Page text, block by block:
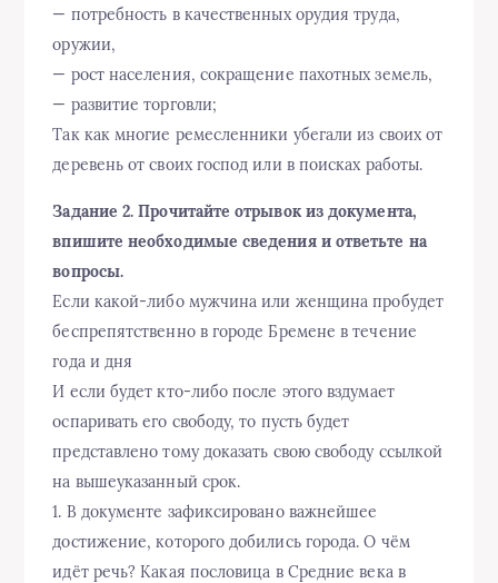
— потребность в качественных орудия труда,
оружии,
— рост населения, сокращение пахотных земель,
— развитие торговли;
Так как многие ремесленники убегали из своих от
деревень от своих господ или в поисках работы.
Задание 2. Прочитайте отрывок из документа,
впишите необходимые сведения и ответьте на
вопросы.
Если какой-либо мужчина или женщина пробудет
беспрепятственно в городе Бремене в течение
года и дня
И если будет кто-либо после этого вздумает
оспаривать его свободу, то пусть будет
представлено тому доказать свою свободу ссылкой
на вышеуказанный срок.
1. В документе зафиксировано важнейшее
достижение, которого добились города. О чём
идёт речь? Какая пословица в Средние века в